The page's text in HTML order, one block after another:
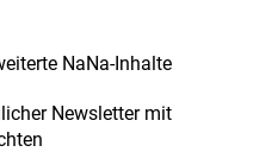
NaNa-Inhalte
Newsletter mit